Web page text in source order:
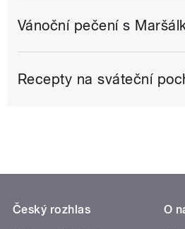
Vánoční pečení s
Recepty na sváteční
Český rozhlas
O